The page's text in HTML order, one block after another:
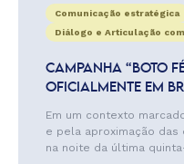
Comunicação estratégica
Diálogo e Articulação
CAMPANHA “BOTO
OFICIALMENTE EM
Em um contexto
e pela aproximação
na noite da última